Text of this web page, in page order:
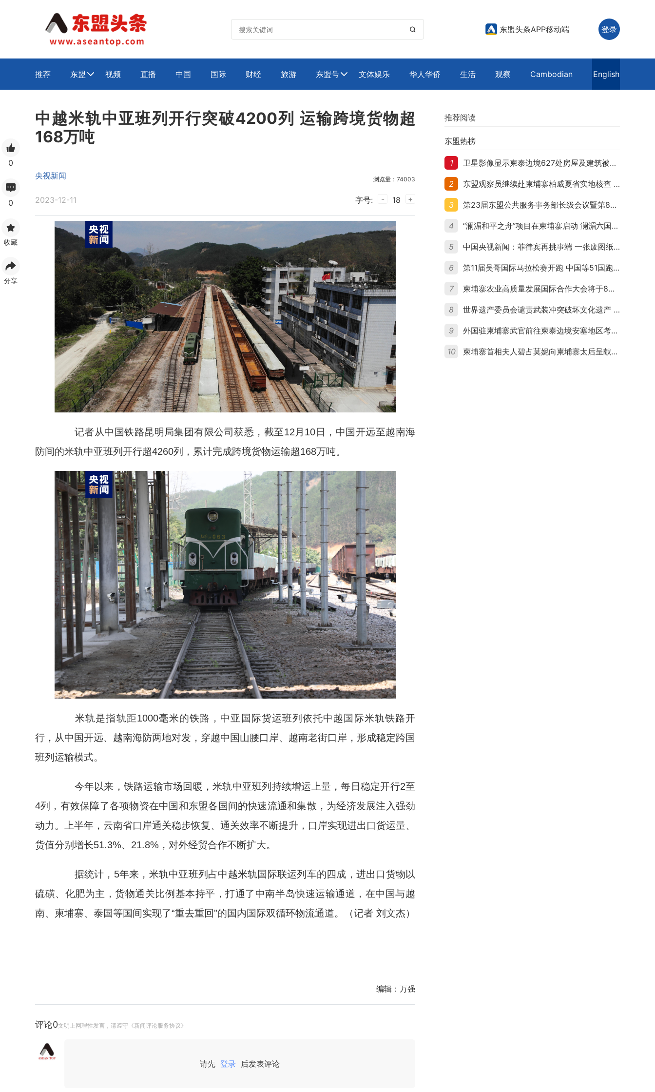
 东盟头条APP移动端 登录
推荐 东盟  视频 直播 中国 国际 财经 旅游 东盟号 文体娱乐 华人华侨 生活 观察 Cambodian English
0
0
收藏
分享
中越米轨中亚班列开行突破4200列 运输跨境货物超
168万吨
央视新闻 浏览量：74003
2023-12-11 字号: - 18 +
记者从中国铁路昆明局集团有限公司获悉，截至12月10日，中国开远至越南海
防间的米轨中亚班列开行超4260列，累计完成跨境货物运输超168万吨。
米轨是指轨距1000毫米的铁路，中亚国际货运班列依托中越国际米轨铁路开
行，从中国开远、越南海防两地对发，穿越中国山腰口岸、越南老街口岸，形成稳定跨国
班列运输模式。
今年以来，铁路运输市场回暖，米轨中亚班列持续增运上量，每日稳定开行2至
4列，有效保障了各项物资在中国和东盟各国间的快速流通和集散，为经济发展注入强劲
动力。上半年，云南省口岸通关稳步恢复、通关效率不断提升，口岸实现进出口货运量、
货值分别增长51.3%、21.8%，对外经贸合作不断扩大。
据统计，5年来，米轨中亚班列占中越米轨国际联运列车的四成，进出口货物以
硫磺、化肥为主，货物通关比例基本持平，打通了中南半岛快速运输通道，在中国与越
南、柬埔寨、泰国等国间实现了“重去重回”的国内国际双循环物流通道。（记者 刘文杰）
编辑： 万强
评论0文明上网理性发言，请遵守《新闻评论服务协议》
请先 登录 后发表评论
推荐阅读
东盟热榜
1 卫星影像显示柬泰边境627处房屋及建筑被夷平 人权组织呼吁保护平民财产
2 东盟观察员继续赴柬埔寨柏威夏省实地核查 走访遭袭柬埔寨平民村庄
3 第23届东盟公共服务事务部长级会议暨第8届东盟与中日韩公共服务事务部长级会议在柬埔寨暹粒开幕
4 “澜湄和平之舟”项目在柬埔寨启动 澜湄六国青年共话和平与发展
5 中国央视新闻：菲律宾再挑事端 一张废图纸划不走中国黄岩岛
6 第11届吴哥国际马拉松赛开跑 中国等51国跑者齐聚暹粒
7 柬埔寨农业高质量发展国际合作大会将于8月20日举行
8 世界遗产委员会谴责武装冲突破坏文化遗产 柬埔寨呼吁依法追责并加强国际合作
9 外国驻柬埔寨武官前往柬泰边境安塞地区考察 柬方介绍“危险握手”事件及边境情况
10 柬埔寨首相夫人碧占莫妮向柬埔寨太后呈献世界女童军“卓越领袖奖”